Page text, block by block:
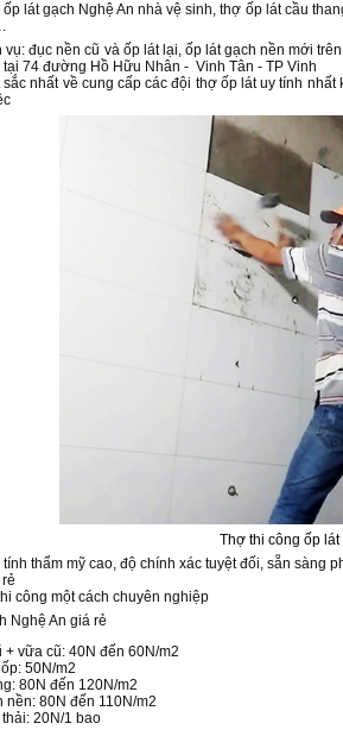
lát gạch Nghệ An nhà vệ sinh, thợ ốp lát cầu
vụ: đục nền cũ và ốp lát lại, ốp lát gạch nền mới
74 đường Hồ Hữu Nhân - Vinh Tân - TP Vinh
nhất về cung cấp các đội thợ ốp lát uy tính
Thợ thi công ốp lát
thẩm mỹ cao, độ chính xác tuyệt đối, sẵn sàng
công một cách chuyên nghiệp
Nghệ An giá rẻ
vữa cũ: 40N đến 60N/m2
50N/m2
80N đến 120N/m2
nền: 80N đến 110N/m2
20N/1 bao